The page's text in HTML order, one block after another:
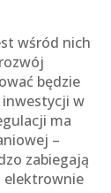
wśród nich
będzie
inwestycji w
ma
–
zabiegają
elektrownie